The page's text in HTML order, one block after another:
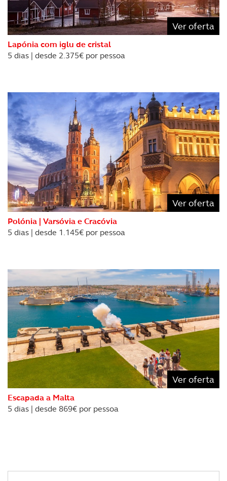
necessário no contexto dos serviços a prestar.
Realçamos que o bloqueio de certo tipo de Cookies e
tecnologias similares pode ter impacto na sua
experiência de navegação no Website e nos serviços
Consulte a política de cookies do site.
Ver oferta
Lapónia com iglu de cristal
5 dias | desde 2.375€ por pessoa
Ver oferta
Polónia | Varsóvia e Cracóvia
5 dias | desde 1.145€ por pessoa
Ver oferta
Escapada a Malta
5 dias | desde 869€ por pessoa